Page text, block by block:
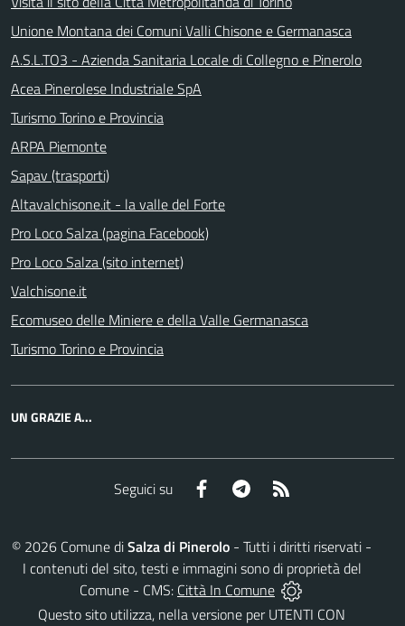
Unione Montana dei Comuni Valli Chisone e Germanasca
A.S.L.TO3 - Azienda Sanitaria Locale di Collegno e Pinerolo
Acea Pinerolese Industriale SpA
Turismo Torino e Provincia
ARPA Piemonte
Sapav (trasporti)
Altavalchisone.it - la valle del Forte
Pro Loco Salza (pagina Facebook)
Pro Loco Salza (sito internet)
Valchisone.it
Ecomuseo delle Miniere e della Valle Germanasca
Turismo Torino e Provincia
UN GRAZIE A...
Seguici su Facebook Telegram
© 2026 Comune diSalza di Pinerolo - Tutti i diritti riservati -
I contenuti del sito, testi e immagini sono di proprietà del
Comune - CMS: Città In Comune
Questo sito utilizza, nella versione per UTENTI CON